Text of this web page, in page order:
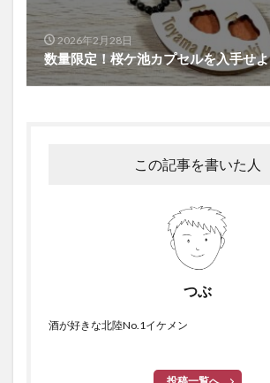
2026年2月28日
数量限定！桜ケ池カプセルを入手せよ
この記事を書いた人
つぶ
酒が好きな北陸No.1イケメン